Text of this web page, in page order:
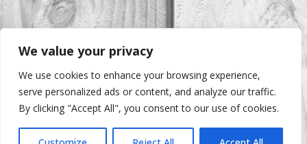
We value your privacy
We use cookies to enhance your browsing experience,
serve personalized ads or content, and analyze our traffic.
By clicking "Accept All", you consent to our use of cookies.